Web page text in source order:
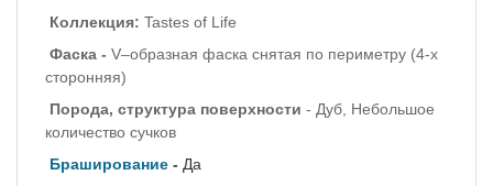
Коллекция: Tastes of Life
Фаска - V–образная фаска снятая по периметру (4-х
сторонняя)
Порода, структура поверхности - Дуб, Небольшое
количество сучков
Браширование - Да